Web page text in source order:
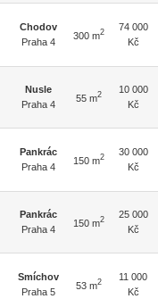
Chodov
Praha 4
300 m2
74 000
Kč
Nusle
Praha 4
55 m2
10 000
Kč
Pankrác
Praha 4
150 m2
30 000
Kč
Pankrác
Praha 4
150 m2
25 000
Kč
Smíchov
Praha 5
53 m2
11 000
Kč